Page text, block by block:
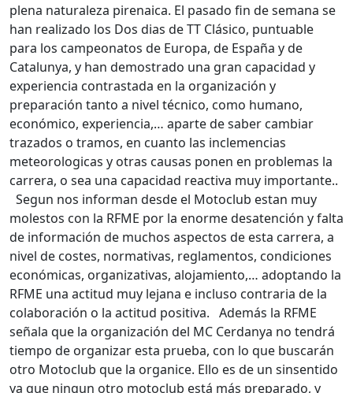
plena naturaleza pirenaica. El pasado fin de semana se
han realizado los Dos dias de TT Clásico, puntuable
para los campeonatos de Europa, de España y de
Catalunya, y han demostrado una gran capacidad y
experiencia contrastada en la organización y
preparación tanto a nivel técnico, como humano,
económico, experiencia,… aparte de saber cambiar
trazados o tramos, en cuanto las inclemencias
meteorologicas y otras causas ponen en problemas la
carrera, o sea una capacidad reactiva muy importante..
Segun nos informan desde el Motoclub estan muy
molestos con la RFME por la enorme desatención y falta
de información de muchos aspectos de esta carrera, a
nivel de costes, normativas, reglamentos, condiciones
económicas, organizativas, alojamiento,… adoptando la
RFME una actitud muy lejana e incluso contraria de la
colaboración o la actitud positiva. Además la RFME
señala que la organización del MC Cerdanya no tendrá
tiempo de organizar esta prueba, con lo que buscarán
otro Motoclub que la organice. Ello es de un sinsentido
ya que ningun otro motoclub está más preparado, y